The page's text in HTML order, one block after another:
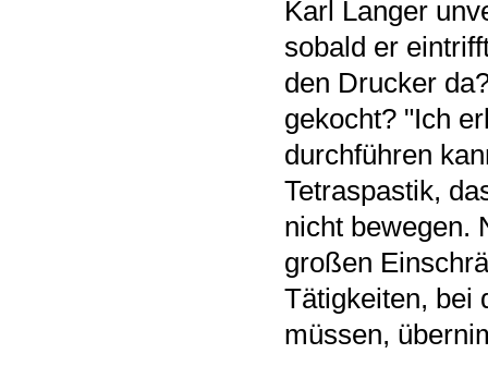
Karl Langer
sobald er
den Drucker
gekocht? "Ich
durchführen
Tetraspastik,
nicht bewegen.
großen
Tätigkeiten, bei
müssen,